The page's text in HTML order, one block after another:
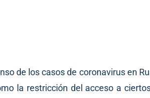
de los casos de coronavirus en
la restricción del acceso a